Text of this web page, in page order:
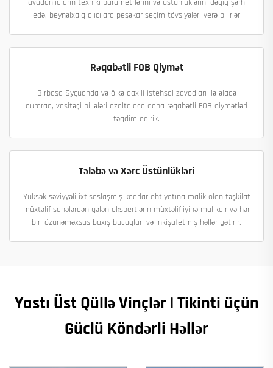
avadanlıqların texniki parametrlərini və üstünlüklərini dəqiq şərh
edə, beynəlxalq alıcılara peşəkar seçim tövsiyələri verə bilirlər
Rəqabətli FOB Qiymət
Birbaşa Syçuanda və ölkə daxili istehsal zavodları ilə əlaqə
quraraq, vasitəçi pillələri azaltdıqca daha rəqabətli FOB qiymətləri
təqdim edirik.
Tələbə və Xərc Üstünlükləri
Yüksək səviyyəli ixtisaslaşmış kadrlar ehtiyatına malik olan təşkilat
müxtəlif sahələrdən gələn ekspertlərin müxtəlifliyinə malikdir və hər
biri özünəməxsus baxış bucaqları və inkişafetmiş həllər gətirir.
Yastı Üst Qüllə Vinçlər | Tikinti üçün
Güclü Köndərli Həllər